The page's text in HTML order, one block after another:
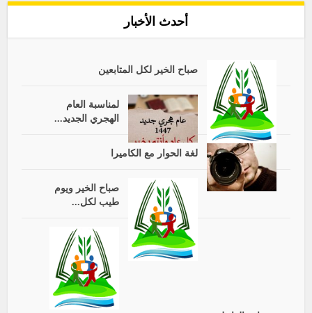
أحدث الأخبار
صباح الخير لكل المتابعين
لمناسبة العام
الهجري الجديد...
لغة الحوار مع الكاميرا
صباح الخير ويوم
طيب لكل...